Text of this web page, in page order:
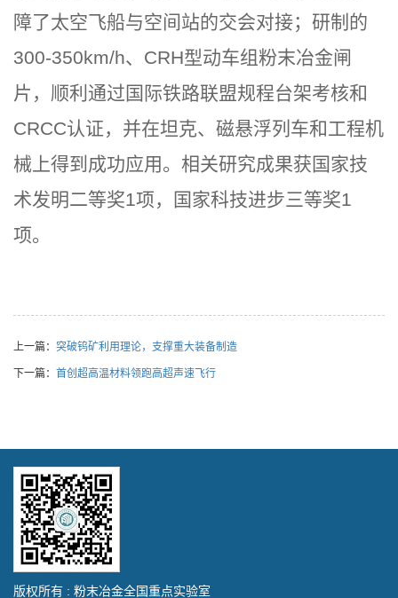
障了太空飞船与空间站的交会对接；研制的
300-350km/h、 CRH型动车组粉末冶金闸
片，顺利通过国际铁路联盟规程台架考核和
CRCC认证，并在坦克、磁悬浮列车和工程机
械上得到成功应用。 相关研究成果获国家技
术发明二等奖1项，国家科技进步三等奖1
项。
上一篇： 突破钨矿利用理论，支撑重大装备制造
下一篇： 首创超高温材料领跑高超声速飞行
版权所有 : 粉末冶金全国重点实验室